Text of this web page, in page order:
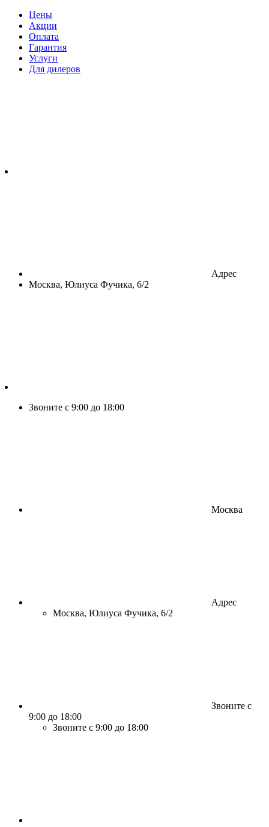
Цены
Акции
Оплата
Гарантия
Услуги
Для дилеров
Адрес
Москва, Юлиуса Фучика, 6/2
Звоните с 9:00 до 18:00
Москва
Адрес
Москва, Юлиуса Фучика, 6/2
Звоните с
9:00 до 18:00
Звоните с 9:00 до 18:00